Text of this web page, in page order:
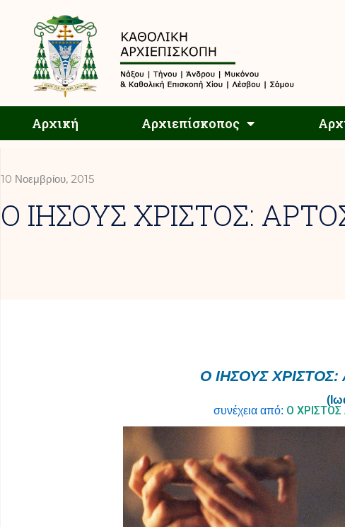
Αρχική Αρχιεπίσκοπος
10 Νοεμβρίου, 2015
O ΙΗΣΟΥΣ XΡΙΣΤΟΣ:
O ΙΗΣΟΥΣ X
συνέχεια από: Ο